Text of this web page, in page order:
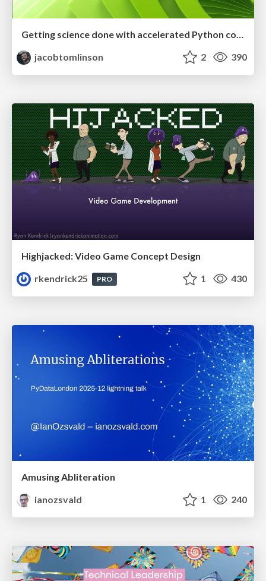
Getting science done with accelerated Python computing platforms
jacobtomlinson
2 390
Highjacked: Video Game Concept Design
rkendrick25
PRO 1 430
Amusing Abliteration
ianozsvald
1 240